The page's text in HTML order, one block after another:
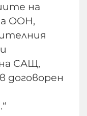
на
ООН,
САЩ,
договорен